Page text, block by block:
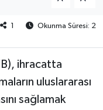
1
Okunma Süresi: 2
ihracatta
uluslararası
sağlamak